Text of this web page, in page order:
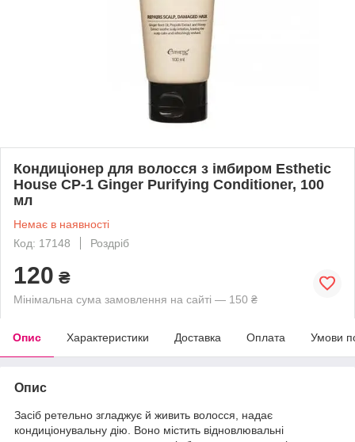
Кондиціонер для волосся з імбиром Esthetic
House CP-1 Ginger Purifying Conditioner, 100
мл
Немає в наявності
Код: 17148
Роздріб
120 ₴
Мінімальна сума замовлення на сайті — 150 ₴
Опис Характеристики Доставка Оплата Умови
Опис
Засіб ретельно згладжує й живить волосся, надає
кондиціонувальну дію. Воно містить відновлювальні